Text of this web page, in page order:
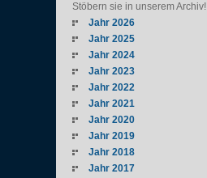
Stöbern sie in unserem Archiv!
Jahr 2026
Jahr 2025
Jahr 2024
Jahr 2023
Jahr 2022
Jahr 2021
Jahr 2020
Jahr 2019
Jahr 2018
Jahr 2017